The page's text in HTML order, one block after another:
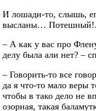
И лошади-то, слышь,
высланы…
– А как у вас про
делу была али нет? –
– Говорить-то все
да я что-то мало веры
чтобы в тако дело не
озорная, такая